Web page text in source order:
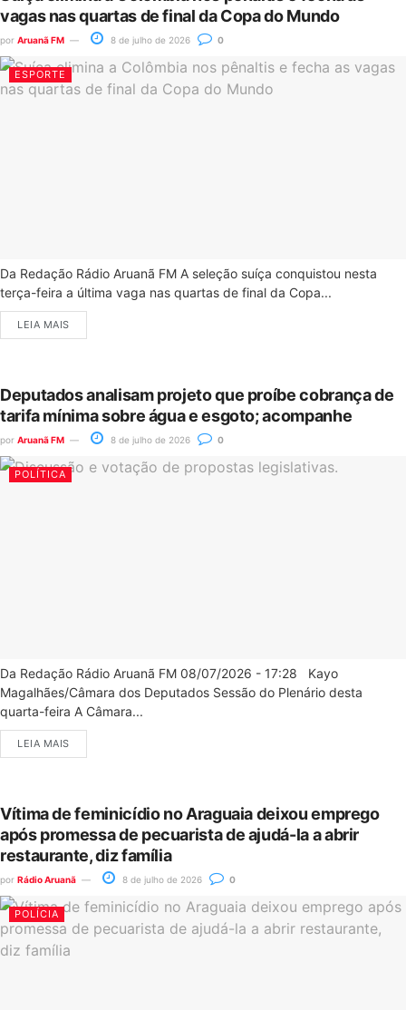
vagas nas quartas de final da Copa do Mundo
por Aruanã FM 8 de julho de 2026 0
ESPORTE
Da Redação Rádio Aruanã FM A seleção suíça conquistou nesta
terça-feira a última vaga nas quartas de final da Copa...
LEIA MAIS
Deputados analisam projeto que proíbe cobrança de
tarifa mínima sobre água e esgoto; acompanhe
por Aruanã FM 8 de julho de 2026 0
POLÍTICA
Da Redação Rádio Aruanã FM 08/07/2026 - 17:28 Kayo
Magalhães/Câmara dos Deputados Sessão do Plenário desta
quarta-feira A Câmara...
LEIA MAIS
Vítima de feminicídio no Araguaia deixou emprego
após promessa de pecuarista de ajudá-la a abrir
restaurante, diz família
por Rádio Aruanã 8 de julho de 2026 0
POLÍCIA